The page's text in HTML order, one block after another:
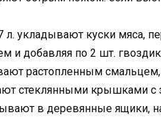
л. укладывают куски мяса,
и добавляя по 2 шт.
растопленным
стеклянными крышками
в деревянные ящики,